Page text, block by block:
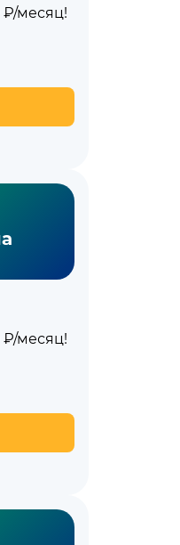
месяц!
месяц!